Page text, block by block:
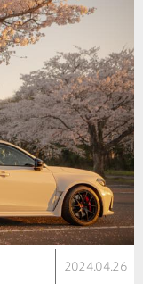
2024.04.26